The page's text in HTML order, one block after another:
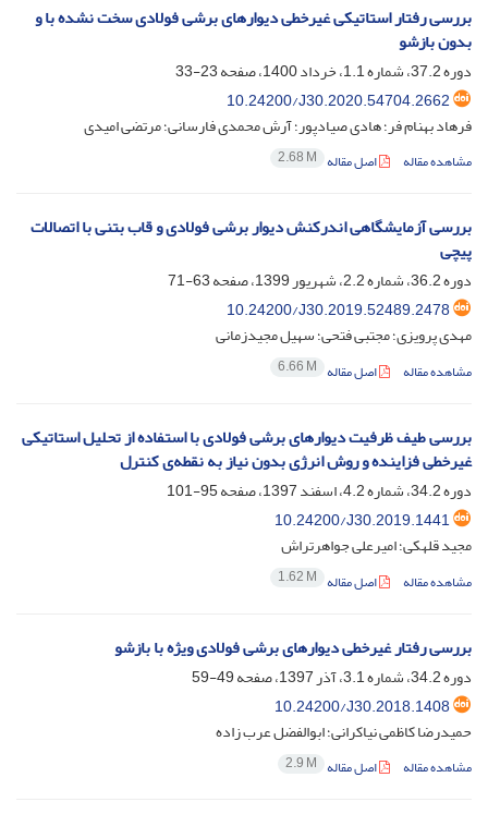
بررسی رفتار استاتیکی غیرخطی دیوارهای برشی فولادی سخت نشده با و
بدون بازشو
دوره 37.2، شماره 1.1، خرداد 1400، صفحه
23-33
10.24200/J30.2020.54704.2662
فرهاد بهنام فر؛ هادی صیادپور؛ آرش محمدی فارسانی؛ مرتضی امیدی
مشاهده مقاله اصل مقاله 2.68 M
بررسی آزمایشگاهی اندرکنش دیوار برشی فولادی و قاب بتنی با اتصالات
پیچی
دوره 36.2، شماره 2.2، شهریور 1399، صفحه
63-71
10.24200/J30.2019.52489.2478
مهدی پرویزی؛ مجتبی فتحی؛ سهیل مجیدزمانی
مشاهده مقاله اصل مقاله 6.66 M
بررسی طیف ظرفیت دیوارهای برشی فولادی با استفاده از تحلیل استاتیکی
غیرخطی فزاینده و روش انرژی بدون نیاز به نقطه‌ی کنترل
دوره 34.2، شماره 4.2، اسفند 1397، صفحه
95-101
10.24200/J30.2019.1441
مجید قلهکی؛ امیرعلی جواهرتراش
مشاهده مقاله اصل مقاله 1.62 M
بررسی رفتار غیرخطی دیوارهای برشی فولادی ویژه با بازشو
دوره 34.2، شماره 3.1، آذر 1397، صفحه
49-59
10.24200/J30.2018.1408
حمیدرضا کاظمی نیاکرانی؛ ابوالفضل عرب زاده
مشاهده مقاله اصل مقاله 2.9 M